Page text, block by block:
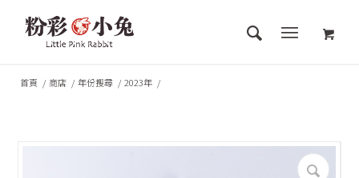
首頁 / 商店 / 年份搜尋 / 2023年 /